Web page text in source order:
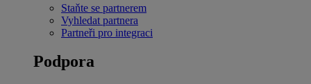
Staňte se partnerem
Vyhledat partnera
Partneři pro integraci
Podpora